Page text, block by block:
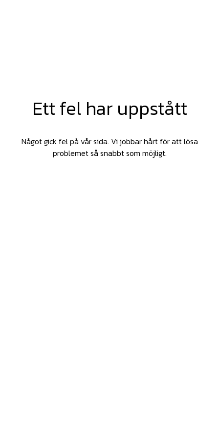
Ett fel har uppstått
Något gick fel på vår sida. Vi jobbar hårt för att lösa
problemet så snabbt som möjligt.